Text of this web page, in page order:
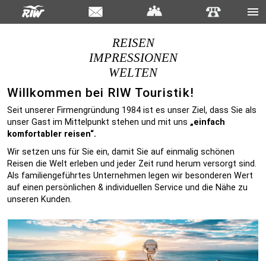
REISEN
IMPRESSIONEN
WELTEN
Willkommen bei RIW Touristik!
Seit unserer Firmengründung 1984 ist es unser Ziel, dass Sie als
unser Gast im Mittelpunkt stehen und mit uns „einfach
komfortabler reisen“.
Wir setzen uns für Sie ein, damit Sie auf einmalig schönen
Reisen die Welt erleben und jeder Zeit rund herum versorgt sind.
Als familiengeführtes Unternehmen legen wir besonderen Wert
auf einen persönlichen & individuellen Service und die Nähe zu
unseren Kunden.